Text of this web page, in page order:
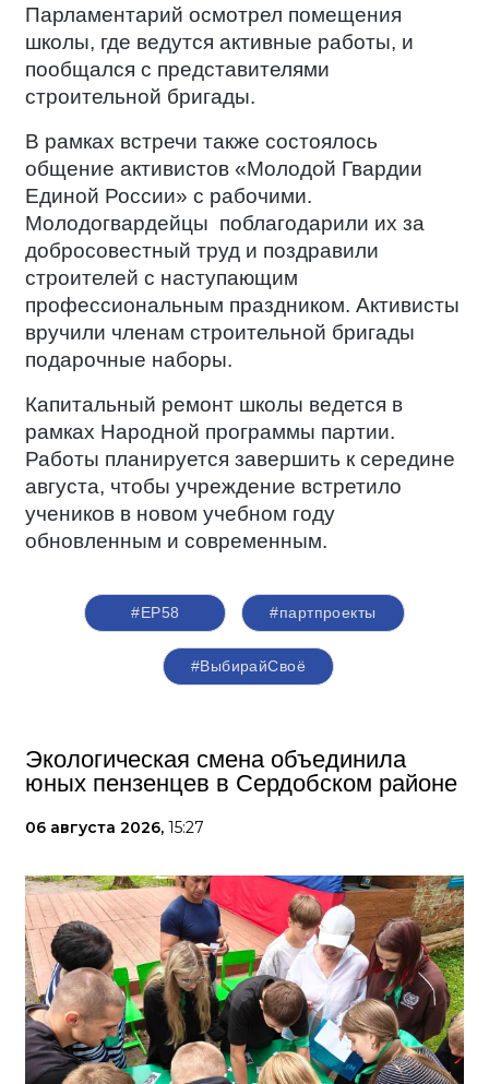
Парламентарий осмотрел помещения
школы, где ведутся активные работы, и
пообщался с представителями
строительной бригады.
В рамках встречи также состоялось
общение активистов «Молодой Гвардии
Единой России» с рабочими.
Молодогвардейцы поблагодарили их за
добросовестный труд и поздравили
строителей с наступающим
профессиональным праздником. Активисты
вручили членам строительной бригады
подарочные наборы.
Капитальный ремонт школы ведется в
рамках Народной программы партии.
Работы планируется завершить к середине
августа, чтобы учреждение встретило
учеников в новом учебном году
обновленным и современным.
#ЕР58 #партпроекты
#ВыбирайСвоё
Экологическая смена объединила
юных пензенцев в Сердобском районе
06 августа 2026, 15:27